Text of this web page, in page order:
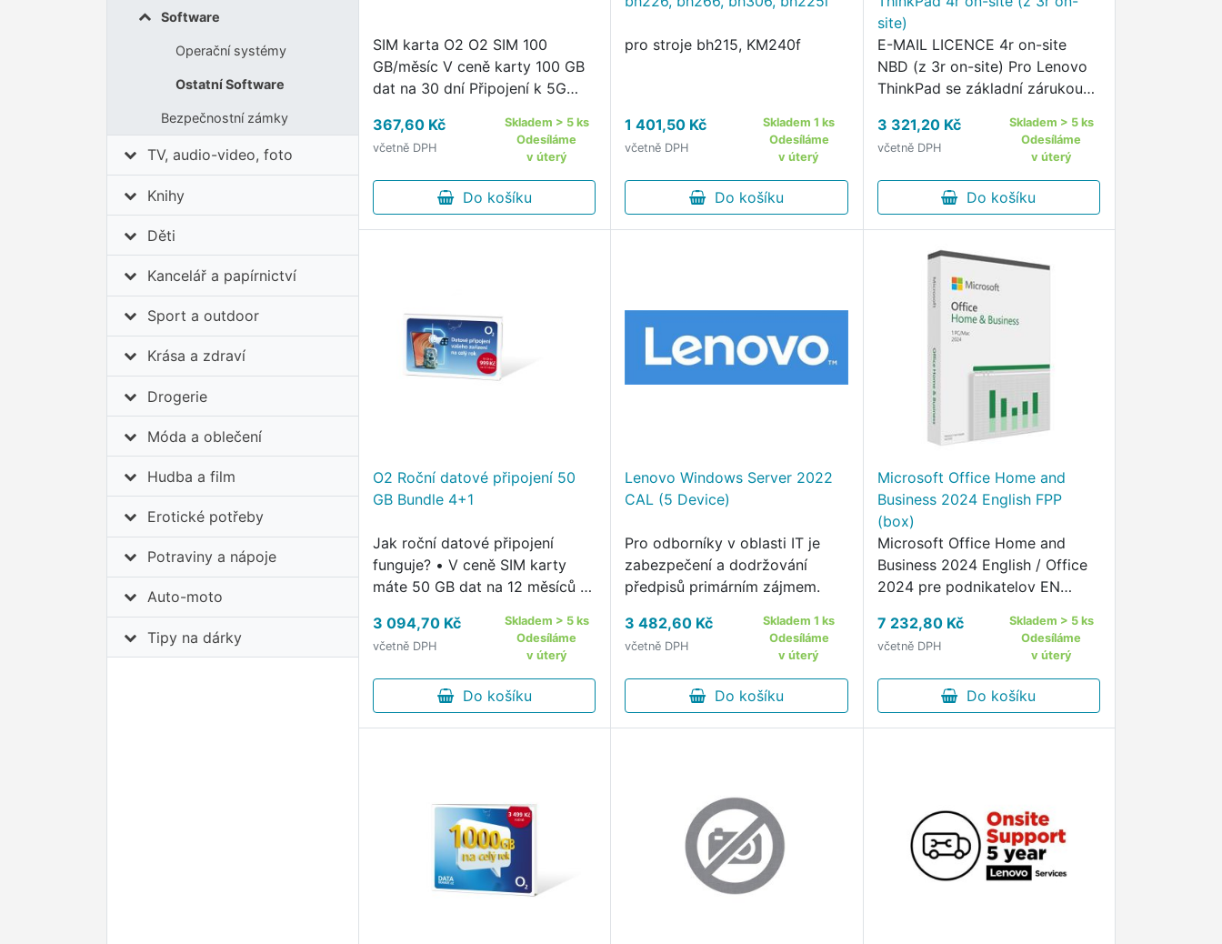
Software
Operační systémy
Ostatní Software
Bezpečnostní zámky
TV, audio-video, foto
Knihy
Děti
Kancelář a papírnictví
Sport a outdoor
Krása a zdraví
Drogerie
Móda a oblečení
Hudba a film
Erotické potřeby
Potraviny a nápoje
Auto-moto
Tipy na dárky
SIM karta O2 O2 SIM 100
GB/měsíc V ceně karty 100 GB
dat na 30 dní Připojení k 5G
volání na den za 15 Kč, SMS za
2 Kč Platba a správa tarifu
367,60 Kč
včetně DPH
Skladem > 5 ks
Odesíláme
v úterý
Do košíku
pro stroje bh215, KM240f
1 401,50 Kč
včetně DPH
Skladem 1 ks
Odesíláme
v úterý
Do košíku
site)
E-MAIL LICENCE 4r on-site
NBD (z 3r on-site) Pro Lenovo
ThinkPad se základní zárukou
3 321,20 Kč
včetně DPH
Skladem > 5 ks
Odesíláme
v úterý
Do košíku
O2 Roční datové připojení 50
GB Bundle 4+1
Jak roční datové připojení
funguje? • V ceně SIM karty
máte 50 GB dat na 12 měsíců •
fungování fotopastí s vyšším
rozlišením snímků, kamer a
3 094,70 Kč
včetně DPH
Skladem > 5 ks
Odesíláme
v úterý
Do košíku
Lenovo Windows Server 2022
CAL (5 Device)
Pro odborníky v oblasti IT je
zabezpečení a dodržování
předpisů primárním zájmem.
3 482,60 Kč
včetně DPH
Skladem 1 ks
Odesíláme
v úterý
Do košíku
Microsoft Office Home and
Business 2024 English FPP
(box)
Microsoft Office Home and
Business 2024 English / Office
2024 pre podnikatelov EN
Kancelársky softvér Microsoft
Office 2024 pre 1 zariadenie
v rámci …
7 232,80 Kč
včetně DPH
Skladem > 5 ks
Odesíláme
v úterý
Do košíku